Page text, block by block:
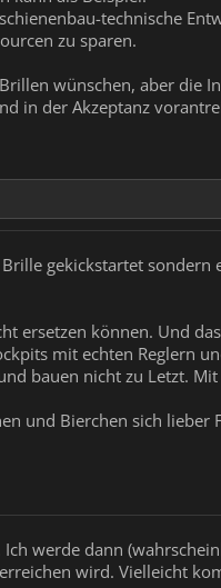
technische
zu sparen.
wünschen, aber
in der Akzeptanz
gekickstartet sondern
ersetzen können. Und
mit echten Reglern
bauen nicht zu Letzt.
und Bierchen sich
werde dann
wird. Vielleicht